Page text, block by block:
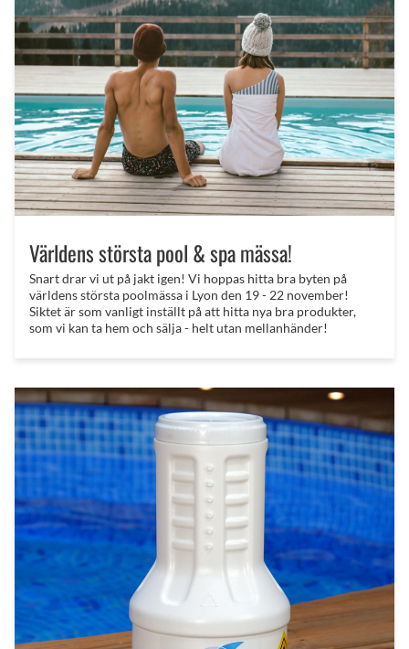
Världens största pool & spa mässa!
Snart drar vi ut på jakt igen! Vi hoppas hitta bra byten på
världens största poolmässa i Lyon den 19 - 22 november!
Siktet är som vanligt inställt på att hitta nya bra produkter,
som vi kan ta hem och sälja - helt utan mellanhänder!